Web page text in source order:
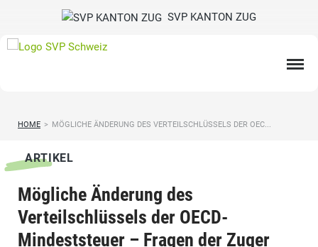
SVP KANTON ZUG
HOME > MÖGLICHE ÄNDERUNG DES VERTEILSCHLÜSSELS DER OEC...
ARTIKEL
Mögliche Änderung des
Verteilschlüssels der OECD-
Mindeststeuer – Fragen der Zuger